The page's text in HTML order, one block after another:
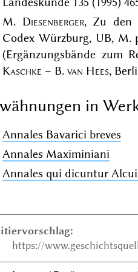
M. Diesenberger, Zu den
Codex Würzburg, UB,
(Ergänzungsbände zum
Kaschke – B. van Hees,
in
Annales Bavarici breves
Annales Maximiniani
Annales qui dicuntur
https://